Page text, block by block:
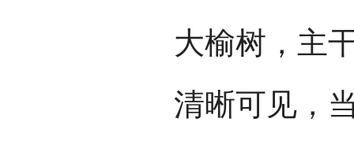
大榆树，主
清晰可见，